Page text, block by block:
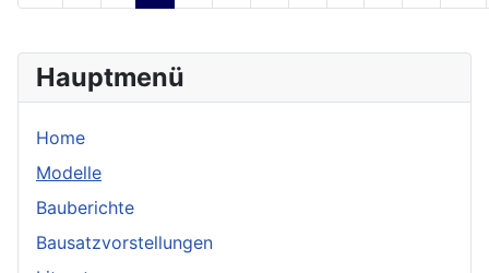
Hauptmenü
Home
Modelle
Bauberichte
Bausatzvorstellungen